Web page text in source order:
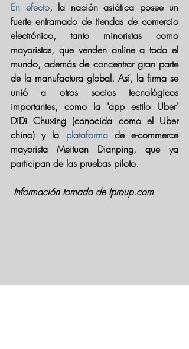
En efecto, la nación asiática posee un
fuerte entramado de tiendas de comercio
electrónico, tanto minoristas como
mayoristas, que venden online a todo el
mundo, además de concentrar gran parte
de la manufactura global. Así, la firma se
unió a otros socios tecnológicos
importantes, como la "app estilo Uber"
DiDi Chuxing (conocida como el Uber
chino) y la plataforma de e-commerce
mayorista Meituan Dianping, que ya
participan de las pruebas piloto.
Información tomada de Iproup.com